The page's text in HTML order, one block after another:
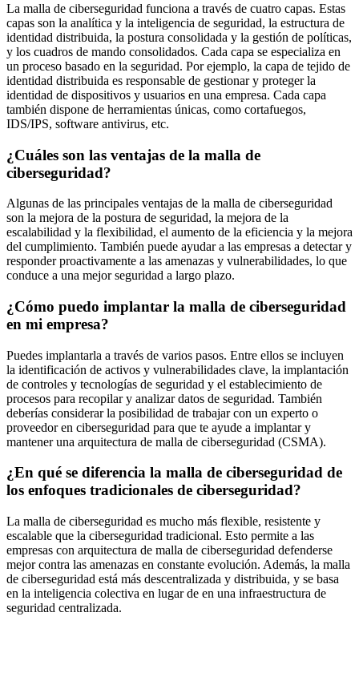
La malla de ciberseguridad funciona a través de cuatro capas. Estas
capas son la analítica y la inteligencia de seguridad, la estructura de
identidad distribuida, la postura consolidada y la gestión de políticas,
y los cuadros de mando consolidados. Cada capa se especializa en
un proceso basado en la seguridad. Por ejemplo, la capa de tejido de
identidad distribuida es responsable de gestionar y proteger la
identidad de dispositivos y usuarios en una empresa. Cada capa
también dispone de herramientas únicas, como cortafuegos,
IDS/IPS, software antivirus, etc.
¿Cuáles son las ventajas de la malla de
ciberseguridad?
Algunas de las principales ventajas de la malla de ciberseguridad
son la mejora de la postura de seguridad, la mejora de la
escalabilidad y la flexibilidad, el aumento de la eficiencia y la mejora
del cumplimiento. También puede ayudar a las empresas a detectar y
responder proactivamente a las amenazas y vulnerabilidades, lo que
conduce a una mejor seguridad a largo plazo.
¿Cómo puedo implantar la malla de ciberseguridad
en mi empresa?
Puedes implantarla a través de varios pasos. Entre ellos se incluyen
la identificación de activos y vulnerabilidades clave, la implantación
de controles y tecnologías de seguridad y el establecimiento de
procesos para recopilar y analizar datos de seguridad. También
deberías considerar la posibilidad de trabajar con un experto o
proveedor en ciberseguridad para que te ayude a implantar y
mantener una arquitectura de malla de ciberseguridad (CSMA).
¿En qué se diferencia la malla de ciberseguridad de
los enfoques tradicionales de ciberseguridad?
La malla de ciberseguridad es mucho más flexible, resistente y
escalable que la ciberseguridad tradicional. Esto permite a las
empresas con arquitectura de malla de ciberseguridad defenderse
mejor contra las amenazas en constante evolución. Además, la malla
de ciberseguridad está más descentralizada y distribuida, y se basa
en la inteligencia colectiva en lugar de en una infraestructura de
seguridad centralizada.